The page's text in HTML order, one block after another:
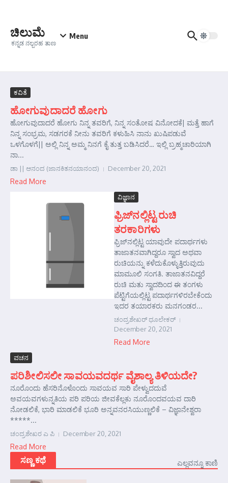
ಚಿಲುಮೆ
ಕನ್ನಡ ನಲ್ಬರಹ ತಾಣ
Menu
ಕವಿತೆ
ಹೋಗುವುದಾದರೆ ಹೋಗು
ಹೋಗುವುದಾದರೆ ಹೋಗು ನಿನ್ನ ತವರಿಗೆ, ನಿನ್ನ ಸಂತೋಷ ವಿನೋದಕೆ| ಮತ್ತೆ ಹಾಗೆ
ನಿನ್ನ ಸಂಭ್ರಮ, ಸಡಗರಕೆ ನೀನು ತವರಿಗೆ ಕಳುಹಿಸಿ ನಾನು ಖುಷಿಪಡುವೆ
ಒಳಗೊಳಗೆ|| ಅಲ್ಲಿ ನಿನ್ನ ಅಮ್ಮ ನಿನಗೆ ಕೈ ತುತ್ತ ಬಡಿಸಿದರೆ… ಇಲ್ಲಿ ಬ್ರಹ್ಮಚಾರಿಯಾಗಿ
ನಾ...
ಡಾ || ಆನಂದ (ಜಾನಕಿತನಯಾನಂದ) December 20, 2021
Read More
ವಿಜ್ಞಾನ
ಫ್ರಿಜ್‌ನಲ್ಲಿಟ್ಟ ರುಚಿ
ತರಕಾರಿಗಳು
ಫ್ರಿಜ್‌ನಲ್ಲಿಟ್ಟ ಯಾವುದೇ ಪದಾರ್ಥಗಳು
ತಾಜಾತನವಾಗಿದ್ದರೂ ಸ್ವಾದ ಅಥವಾ
ರುಚಿಯನ್ನು ಕಳೆದುಕೊಳ್ಳುತ್ತಿರುವುದು
ಮಾಮೂಲಿ ಸಂಗತಿ. ತಾಜಾತನವಿದ್ದರೆ
ರುಚಿ ಮತು ಸ್ವಾದದಿಂದ ಈ ತಂಗಳು
ಪೆಟ್ಟಿಗೆಯಲ್ಲಿಟ್ಟ ಪದಾರ್ಥಗಳಿರಬೇಕೆಂದು
ಇದರ ತಯಾರಕರು ಮನಗಂಡರ...
ಚಂದ್ರಶೇಖರ್‍ ಧೂಲೇಕರ್‍
December 20, 2021
Read More
ವಚನ
ಪರಿಶೀಲಿಸಲೀ ಸಾವಯವದರ್ಥ ವೈಶಾಲ್ಯ ತಿಳಿಯದೇ?
ನೂರೊಂದು ಹೆಸರಿನೊಳೊಂದು ಸಾವಯವ ಸಾರಿ ಪೇಳ್ವುದದುವೆ
ಅವಯವಗಳುನ್ನತಿಯ ಪರಿ ಪರಿಯ ಜೀವಕೆಲ್ಲಕು ನೂರೊಂದವಯವ ದಾರಿ
ನೋಡಲಿಕೆ, ಭಾರಿ ಮಾಡಲಿಕೆ ಭೂರಿ ಅನ್ನವನರಸಿಯುಣ್ಣಲಿಕೆ – ವಿಜ್ಞಾನೇಶ್ವರಾ
*****...
ಚಂದ್ರಶೇಖರ ಎ ಪಿ December 20, 2021
Read More
ಸಣ್ಣ ಕಥೆ ಎಲ್ಲವನ್ನೂ ಕಾಣಿ